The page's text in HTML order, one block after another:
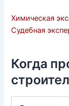
Химическая
Судебная
Когда